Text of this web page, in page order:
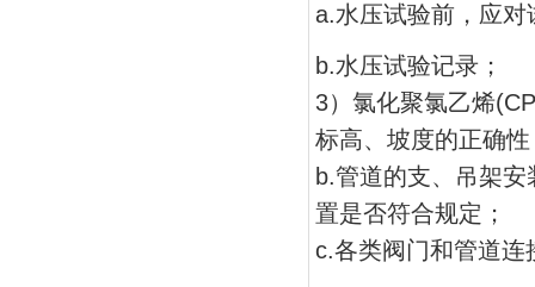
a.水压试验前，应
b.水压试验记录；
3）氯化聚氯乙烯
标高、坡度的正确
b.管道的支、吊架
置是否符合规定；
c.各类阀门和管道连